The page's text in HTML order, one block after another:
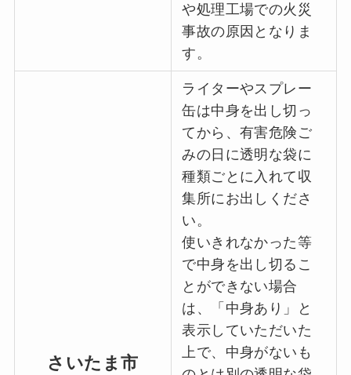
や処理工場での火災
事故の原因となりま
す。
さいたま市
ライターやスプレー
缶は中身を出し切っ
てから、有害危険ご
みの日に透明な袋に
種類ごとに入れて収
集所にお出しくださ
い。
使いきれなかった等
で中身を出し切るこ
とができない場合
は、「中身あり」と
表示していただいた
上で、中身がないも